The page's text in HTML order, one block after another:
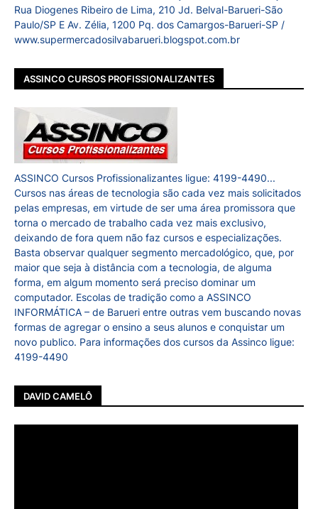
Rua Diogenes Ribeiro de Lima, 210 Jd. Belval-Barueri-São
Paulo/SP E Av. Zélia, 1200 Pq. dos Camargos-Barueri-SP /
www.supermercadosilvabarueri.blogspot.com.br
ASSINCO CURSOS PROFISSIONALIZANTES
ASSINCO Cursos Profissionalizantes ligue: 4199-4490...
Cursos nas áreas de tecnologia são cada vez mais solicitados
pelas empresas, em virtude de ser uma área promissora que
torna o mercado de trabalho cada vez mais exclusivo,
deixando de fora quem não faz cursos e especializações.
Basta observar qualquer segmento mercadológico, que, por
maior que seja à distância com a tecnologia, de alguma
forma, em algum momento será preciso dominar um
computador. Escolas de tradição como a ASSINCO
INFORMÁTICA – de Barueri entre outras vem buscando novas
formas de agregar o ensino a seus alunos e conquistar um
novo publico. Para informações dos cursos da Assinco ligue:
4199-4490
DAVID CAMELÔ